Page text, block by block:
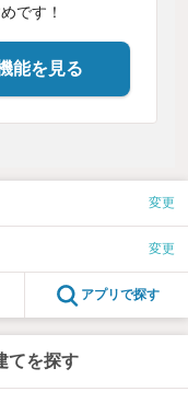
です！
能を見る
変更
変更
アプリで探す
てを探す